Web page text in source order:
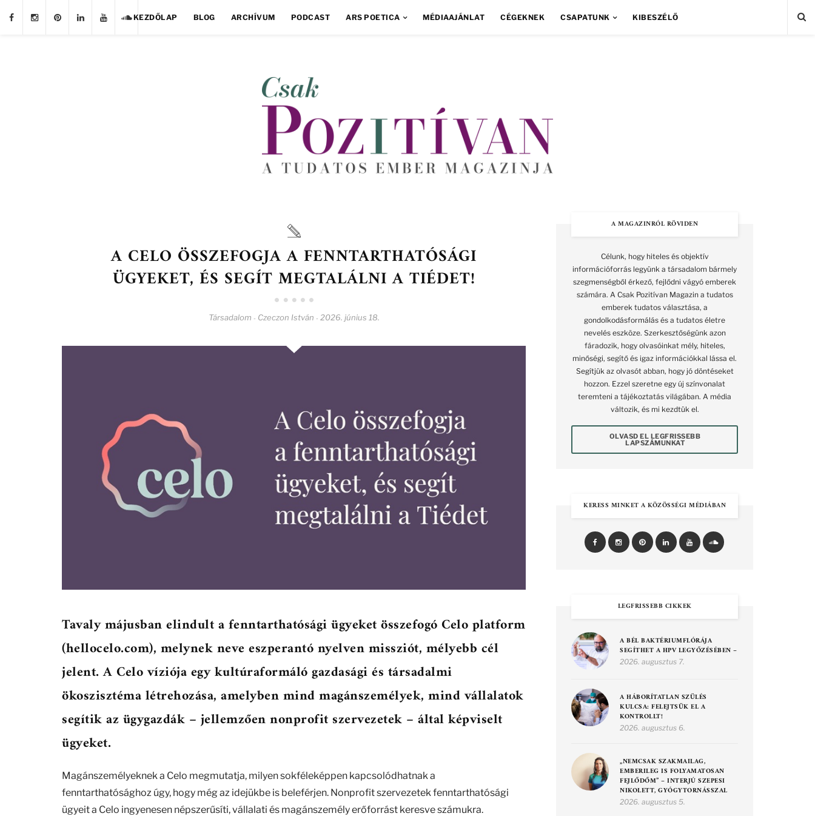
KEZDŐLAP BLOG ARCHÍVUM PODCAST ARS POETICA MÉDIAAJÁNLAT CÉGEKNEK CSAPATUNK KIBESZÉLŐ
A CELO ÖSSZEFOGJA A FENNTARTHATÓSÁGI
ÜGYEKET, ÉS SEGÍT MEGTALÁLNI A TIÉDET!
Társadalom - Czeczon István - 2026. június 18.
Tavaly májusban elindult a fenntarthatósági ügyeket összefogó Celo platform
(hellocelo.com), melynek neve eszperantó nyelven missziót, mélyebb cél
jelent. A Celo víziója egy kultúraformáló gazdasági és társadalmi
ökoszisztéma létrehozása, amelyben mind magánszemélyek, mind vállalatok
segítik az ügygazdák – jellemzően nonprofit szervezetek – által képviselt
ügyeket.
Magánszemélyeknek a Celo megmutatja, milyen sokféleképpen kapcsolódhatnak a
fenntarthatósághoz úgy, hogy még az idejükbe is beleférjen. Nonprofit szervezetek fenntarthatósági
ügyeit a Celo ingyenesen népszerűsíti, vállalati és magánszemély erőforrást keresve számukra.
A MAGAZINRÓL RÖVIDEN
Célunk, hogy hiteles és objektív
információforrás legyünk a társadalom bármely
szegmenségből érkező, fejlődni vágyó emberek
számára. A Csak Pozitívan Magazin a tudatos
emberek tudatos választása, a
gondolkodásformálás és a tudatos életre
nevelés eszköze. Szerkesztőségünk azon
fáradozik, hogy olvasóinkat mély, hiteles,
minőségi, segítő és igaz információkkal lássa el.
Segítjük az olvasót abban, hogy jó döntéseket
hozzon. Ezzel szeretne egy új színvonalat
teremteni a tájékoztatás világában. A média
változik, és mi kezdtük el.
OLVASD EL LEGFRISSEBB
LAPSZÁMUNKAT
KERESS MINKET A KÖZÖSSÉGI MÉDIÁBAN
LEGFRISSEBB CIKKEK
A BÉL BAKTÉRIUMFLÓRÁJA
SEGÍTHET A HPV LEGYŐZÉSÉBEN –
2026. augusztus 7.
A HÁBORÍTATLAN SZÜLÉS
KULCSA: FELEJTSÜK EL A
KONTROLLT!
2026. augusztus 6.
„NEMCSAK SZAKMAILAG,
EMBERILEG IS FOLYAMATOSAN
FEJLŐDŐM” – INTERJÚ SZEPESI
NIKOLETT, GYÓGYTORNÁSSZAL
2026. augusztus 5.